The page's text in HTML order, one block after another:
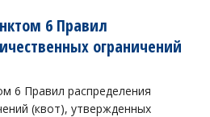
6 Правил
ограничений
6 Правил распределения
(квот), утвержденных